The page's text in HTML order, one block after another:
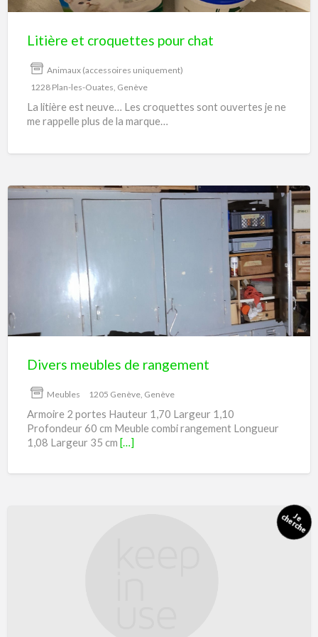
Litière et croquettes pour chat
Animaux (accessoires uniquement)
1228 Plan-les-Ouates, Genève
La litière est neuve… Les croquettes sont ouvertes je ne
me rappelle plus de la marque…
rangement
Divers meubles de rangement
Meubles 1205 Genève, Genève
Armoire 2 portes Hauteur 1,70 Largeur 1,10
Profondeur 60 cm Meuble combi rangement Longueur
1,08 Largeur 35 cm […]